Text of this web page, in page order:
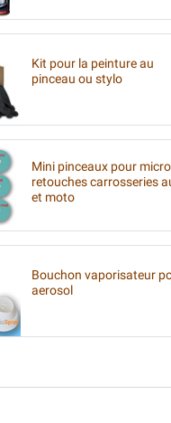
Kit pour la peinture au
pinceau ou stylo
Mini pinceaux pour micro
retouches carrosseries
et moto
Bouchon vaporisateur
aerosol